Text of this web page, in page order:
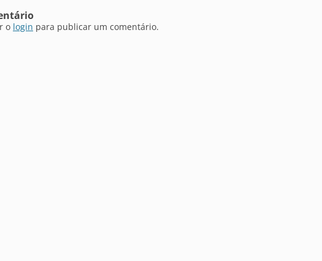
o login para publicar um comentário.